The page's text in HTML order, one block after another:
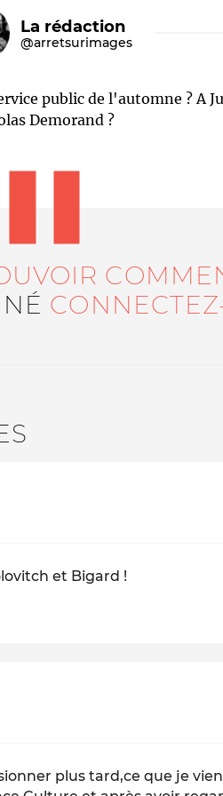
La rédaction
@arretsurimages
public de l'automne ? A
Demorand ?
et Bigard !
plus tard,ce que je